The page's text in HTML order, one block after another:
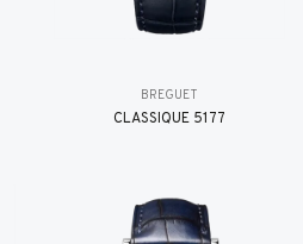
BREGUET
CLASSIQUE 5177